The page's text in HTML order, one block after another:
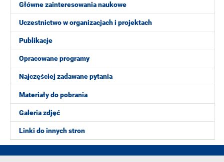
Główne zainteresowania naukowe
Uczestnictwo w organizacjach i projektach
Publikacje
Opracowane programy
Najczęściej zadawane pytania
Materiały do pobrania
Galeria zdjęć
Linki do innych stron